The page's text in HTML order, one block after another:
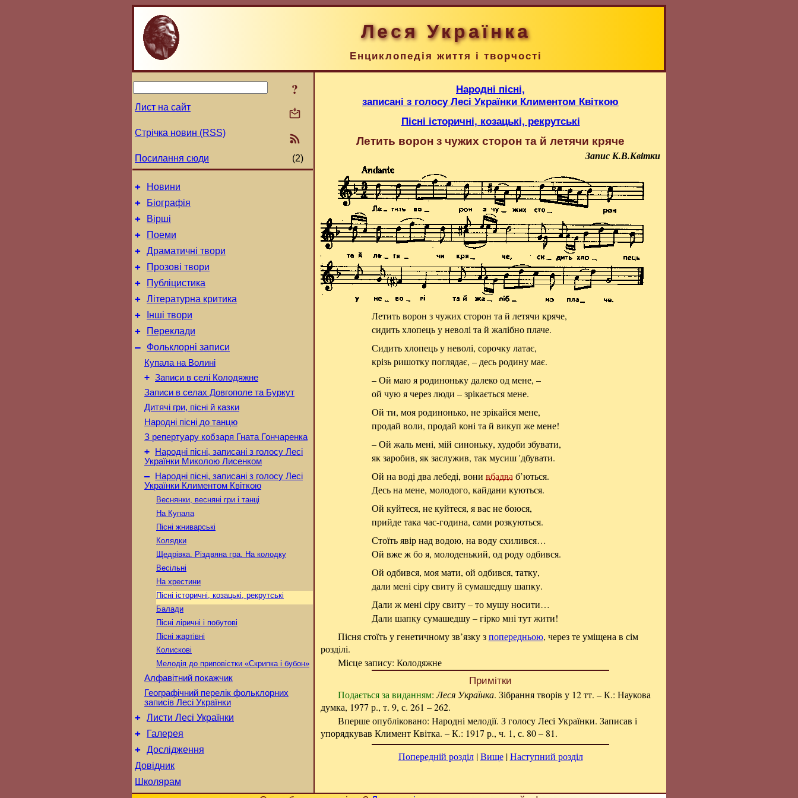
Леся Українка
Енциклопедія життя і творчості
?
Лист на сайт
Стрічка новин (RSS)
Посилання сюди (2)
+ Новини
+ Біографія
+ Вірші
+ Поеми
+ Драматичні твори
+ Прозові твори
+ Публіцистика
+ Літературна критика
+ Інші твори
+ Переклади
– Фольклорні записи
Купала на Волині
+ Записи в селі Колодяжне
Записи в селах Довгополе та Буркут
Дитячі гри, пісні й казки
Народні пісні до танцю
З репертуару кобзаря Гната Гончаренка
+
Народні пісні, записані з голосу Лесі
Українки Миколою Лисенком
–
Народні пісні, записані з голосу Лесі
Українки Климентом Квіткою
Веснянки, весняні гри і танці
На Купала
Пісні жниварські
Колядки
Щедрівка. Різдвяна гра. На колодку
Весільні
На хрестини
Пісні історичні, козацькі, рекрутські
Балади
Пісні ліричні і побутові
Пісні жартівні
Колискові
Мелодія до приповістки «Скрипка і бубон»
Алфавітний покажчик
Географічний перелік фольклорних
записів Лесі Українки
+ Листи Лесі Українки
+ Галерея
+ Дослідження
Довідник
Школярам
Народні пісні,
записані з голосу Лесі Українки Климентом Квіткою
Пісні історичні, козацькі, рекрутські
Летить ворон з чужих сторон та й летячи кряче
Запис К.В.Квітки
Летить ворон з чужих сторон та й летячи кряче,
сидить хлопець у неволі та й жалібно плаче.
Сидить хлопець у неволі, сорочку латає,
крізь ришотку поглядає, – десь родину має.
– Ой маю я родиноньку далеко од мене, –
ой чую я через люди – зрікається мене.
Ой ти, моя родинонько, не зрікайся мене,
продай воли, продай коні та й викуп же мене!
– Ой жаль мені, мій синоньку, худоби збувати,
як заробив, як заслужив, так мусиш 'дбувати.
Ой на воді два лебеді, вони вбадва б’ються.
Десь на мене, молодого, кайдани куються.
Ой куйтеся, не куйтеся, я вас не боюся,
прийде така час-година, сами розкуються.
Стоїть явір над водою, на воду схилився…
Ой вже ж бо я, молоденький, од роду одбився.
Ой одбився, моя мати, ой одбився, татку,
дали мені сіру свиту й сумашедшу шапку.
Дали ж мені сіру свиту – то мушу носити…
Дали шапку сумашедшу – гірко мні тут жити!
Пісня стоїть у генетичному зв’язку зпопередньою, через те уміщена в сім
розділі.
Місце запису: Колодяжне
Примітки
Подається за виданням:Леся Українка. Зібрання творів у 12 тт. – К.: Наукова
думка, 1977 р., т. 9, с. 261 – 262.
Вперше опубліковано: Народні мелодії. З голосу Лесі Українки. Записав і
упорядкував Климент Квітка. – К.: 1917 р., ч. 1, с. 80 – 81.
Попередній розділ|Вище|Наступний розділ